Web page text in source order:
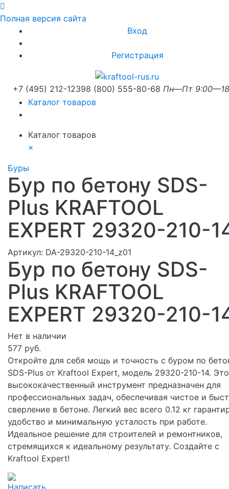
Полная версия сайта
Вход
Регистрация
+7 (495) 212-12398 (800) 555-80-68 Пн—Пт
Каталог товаров
Каталог товаров
×
Буры
Бур по бетону SDS-
Plus KRAFTOOL
EXPERT 29320-210-
Артикул: DA-29320-210-14_z01
Бур по бетону SDS-
Plus KRAFTOOL
EXPERT 29320-210-
Нет в наличии
577 руб.
Откройте для себя мощь и точность с буром по
SDS-Plus от Kraftool Expert, модель 29320-210-14.
высококачественный инструмент предназначен для
профессиональных задач, обеспечивая чистое и
сверление в бетоне. Легкий вес всего 0.12 кг
удобство и минимальную усталость при работе.
Идеальное решение для строителей и ремонтников,
стремящихся к идеальному результату. Создайте с
Kraftool Expert!